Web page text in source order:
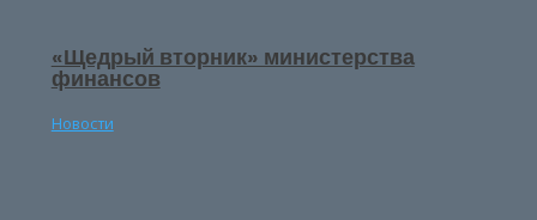
«Щедрый вторник» министерства
финансов
Новости